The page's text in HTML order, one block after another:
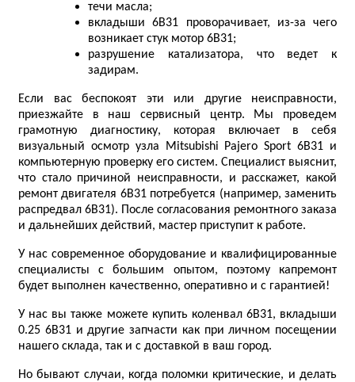
течи масла;
вкладыши 6B31 проворачивает, из-за чего
возникает стук мотор 6B31;
разрушение катализатора, что ведет к
задирам.
Если вас беспокоят эти или другие неисправности,
приезжайте в наш сервисный центр. Мы проведем
грамотную диагностику, которая включает в себя
визуальный осмотр узла Mitsubishi Pajero Sport 6B31 и
компьютерную проверку его систем. Специалист выяснит,
что стало причиной неисправности, и расскажет, какой
ремонт двигателя 6B31 потребуется (например, заменить
распредвал 6B31). После согласования ремонтного заказа
и дальнейших действий, мастер приступит к работе.
У нас современное оборудование и квалифицированные
специалисты с большим опытом, поэтому капремонт
будет выполнен качественно, оперативно и с гарантией!
У нас вы также можете купить коленвал 6B31, вкладыши
0.25 6B31 и другие запчасти как при личном посещении
нашего склада, так и с доставкой в ваш город.
Но бывают случаи, когда поломки критические, и делать